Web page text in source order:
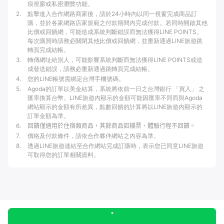
痕視窗或私密瀏覽功能。
2.
點擊進入合作網路商家後，請於24小時內以同一視窗完成商品訂
購，並於各家網路店家規範之付款期間內完成付款。若同時開啟其他
比價或回饋網，可能造成系統判斷錯誤而無法獲得LINE POINTS。
每次購買時請務必關閉其他比價或回饋網，並重新通過LINE旅遊跳
轉頁完成結帳。
3.
轉傳網址給別人，可能影響系統判斷而無法獲得LINE POINTS或造
成發送錯誤，請務必重新通過跳轉頁完成結帳。
4.
您的LINE帳號需綁定台灣手機號碼。
5.
Agoda的訂單以美金結算，系統將依前一日之台灣銀行 「買入」 之
匯率換算台幣。LINE旅遊內顯示的金額可能因匯率不同而與Agoda
網站顯示的金額有所差異，點數回饋的計算將以LINE旅遊內顯示的
訂單金額為準。
6. 回饋僅適用於住宿類商品，其餘商品如機票、體驗行程不回饋。
7.
價格及付款條件，請依合作夥伴網站之內容為準。
8.
透過LINE旅遊連結至合作網站完成訂購時，表示您已同意LINE旅遊
可取得您的訂單相關資料。